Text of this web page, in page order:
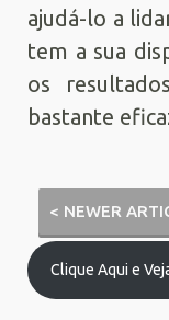
ajudá-lo a
tem a sua
os
bastante
< NEWER
Clique Aqui e